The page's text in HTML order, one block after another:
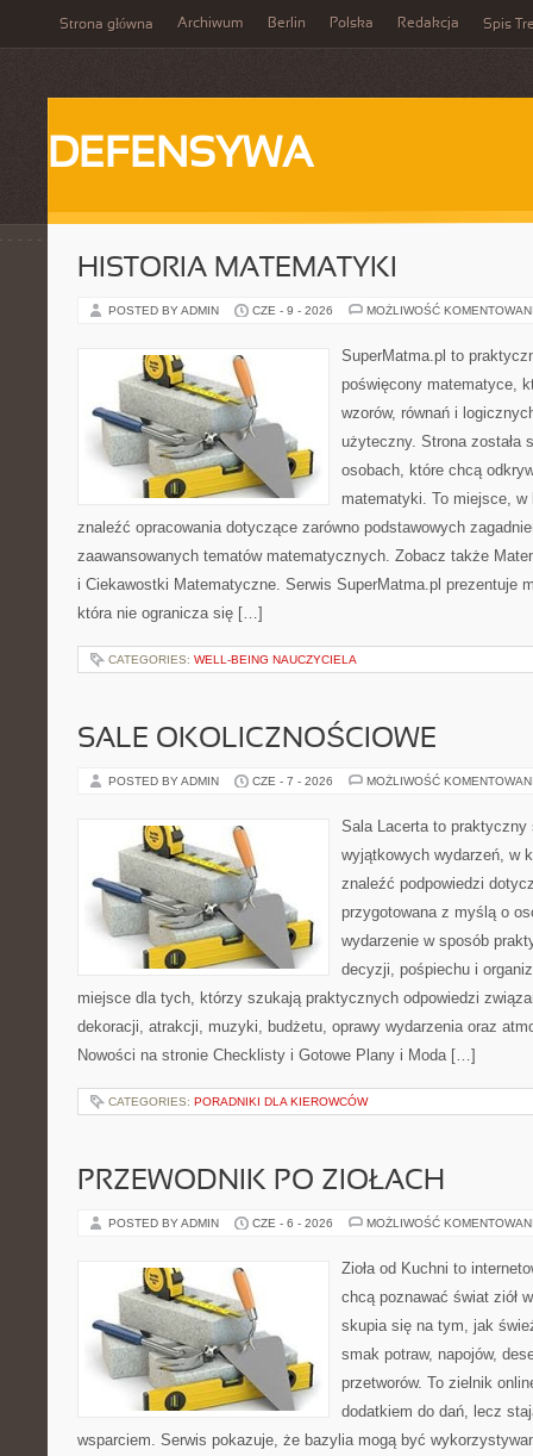
Strona główna Archiwum Berlin Polska Redakcja Spis
DEFENSYWA
HISTORIA MATEMATYKI
POSTED BY ADMIN CZE - 9 - 2026 MOŻLIWOŚĆ
SuperMatma.pl to
poświęcony matematyce,
wzorów, równań i
użyteczny. Strona została
osobach, które chcą
matematyki. To miejsce,
znaleźć opracowania dotyczące zarówno podstawowych
zaawansowanych tematów matematycznych. Zobacz także
i Ciekawostki Matematyczne. Serwis SuperMatma.pl prezentuje
która nie ogranicza się […]
CATEGORIES: WELL-BEING NAUCZYCIELA
SALE OKOLICZNOŚCIOWE
POSTED BY ADMIN CZE - 7 - 2026 MOŻLIWOŚĆ
Sala Lacerta to praktyczny
wyjątkowych wydarzeń, w
znaleźć podpowiedzi
przygotowana z myślą o
wydarzenie w sposób
decyzji, pośpiechu i
miejsce dla tych, którzy szukają praktycznych odpowiedzi
dekoracji, atrakcji, muzyki, budżetu, oprawy wydarzenia oraz
Nowości na stronie Checklisty i Gotowe Plany i Moda […]
CATEGORIES: PORADNIKI DLA KIEROWCÓW
PRZEWODNIK PO ZIOŁACH
POSTED BY ADMIN CZE - 6 - 2026 MOŻLIWOŚĆ
Zioła od Kuchni to
chcą poznawać świat ziół
skupia się na tym, jak
smak potraw, napojów,
przetworów. To zielnik
dodatkiem do dań, lecz
wsparciem. Serwis pokazuje, że bazylia mogą być